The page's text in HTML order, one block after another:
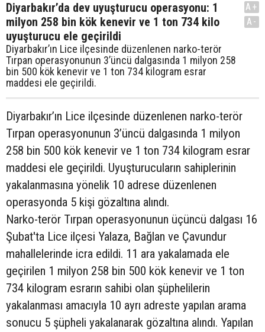
Diyarbakır’da dev uyuşturucu operasyonu: 1
milyon 258 bin kök kenevir ve 1 ton 734 kilo
uyuşturucu ele geçirildi
Diyarbakır’ın Lice ilçesinde düzenlenen narko-terör
Tırpan operasyonunun 3’üncü dalgasında 1 milyon 258
bin 500 kök kenevir ve 1 ton 734 kilogram esrar
maddesi ele geçirildi.
A+
A-
Diyarbakır’ın Lice ilçesinde düzenlenen narko-terör
Tırpan operasyonunun 3’üncü dalgasında 1 milyon
258 bin 500 kök kenevir ve 1 ton 734 kilogram esrar
maddesi ele geçirildi. Uyuşturucuların sahiplerinin
yakalanmasına yönelik 10 adrese düzenlenen
operasyonda 5 kişi gözaltına alındı.
Narko-terör Tırpan operasyonunun üçüncü dalgası 16
Şubat'ta Lice ilçesi Yalaza, Bağlan ve Çavundur
mahallelerinde icra edildi. 11 ara yakalamada ele
geçirilen 1 milyon 258 bin 500 kök kenevir ve 1 ton
734 kilogram esrarın sahibi olan şüphelilerin
yakalanması amacıyla 10 ayrı adreste yapılan arama
sonucu 5 şüpheli yakalanarak gözaltına alındı. Yapılan